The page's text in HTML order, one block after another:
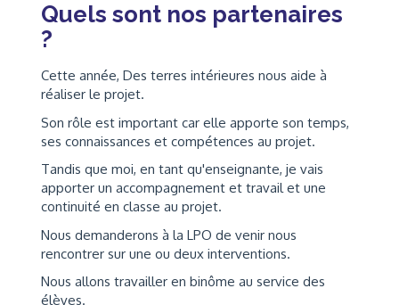
Quels sont nos partenaires
?
Cette année, Des terres intérieures nous aide à
réaliser le projet.
Son rôle est important car elle apporte son temps,
ses connaissances et compétences au projet.
Tandis que moi, en tant qu'enseignante, je vais
apporter un accompagnement et travail et une
continuité en classe au projet.
Nous demanderons à la LPO de venir nous
rencontrer sur une ou deux interventions.
Nous allons travailler en binôme au service des
élèves.